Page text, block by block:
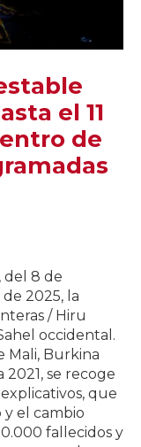
el 11
de
del 8 de
2025, la
/ Hiru
occidental.
Mali, Burkina
2021, se recoge
que
el cambio
fallecidos y